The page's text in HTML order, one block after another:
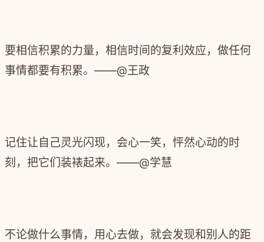
要相信积累的力量，相信时间的复利效应，做任何
事情都要有积累。——@王政
记住让自己灵光闪现，会心一笑，怦然心动的时
刻，把它们装裱起来。——@学慧
不论做什么事情，用心去做，就会发现和别人的距